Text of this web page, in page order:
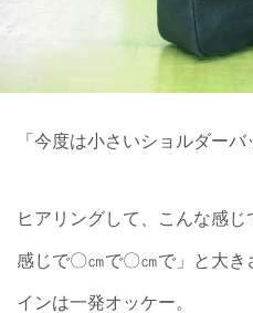
「今度は小さいショルダーバ
ヒアリングして、こんな感
感じで〇㎝で〇㎝で」と大
インは一発オッケー。